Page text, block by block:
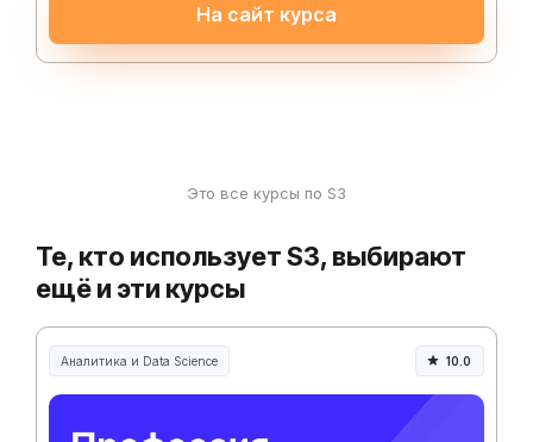
На сайт курса
Это все курсы по S3
Те, кто использует S3, выбирают
ещё и эти курсы
Аналитика и Data Science 10.0